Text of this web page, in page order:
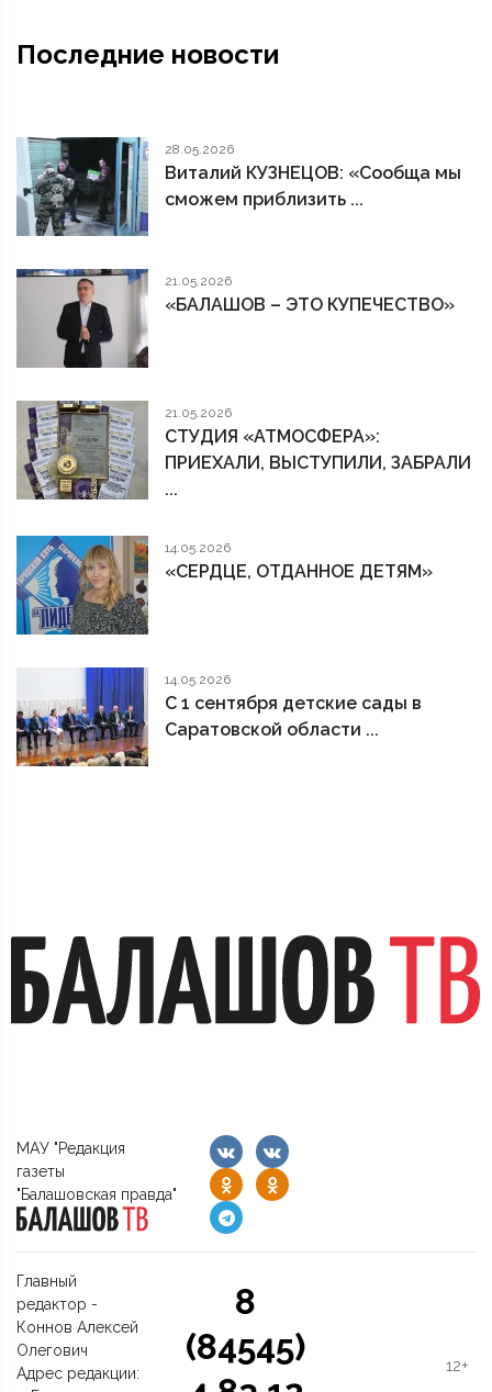
Последние новости
28.05.2026
Виталий КУЗНЕЦОВ: «Сообща мы
сможем приблизить ...
21.05.2026
«БАЛАШОВ – ЭТО КУПЕЧЕСТВО»
21.05.2026
СТУДИЯ «АТМОСФЕРА»:
ПРИЕХАЛИ, ВЫСТУПИЛИ, ЗАБРАЛИ
...
14.05.2026
«СЕРДЦЕ, ОТДАННОЕ ДЕТЯМ»
14.05.2026
С 1 сентября детские сады в
Саратовской области ...
МАУ "Редакция
газеты
"Балашовская правда"
Главный
редактор -
Коннов Алексей
Олегович
Адрес редакции:
8
(84545)
12+